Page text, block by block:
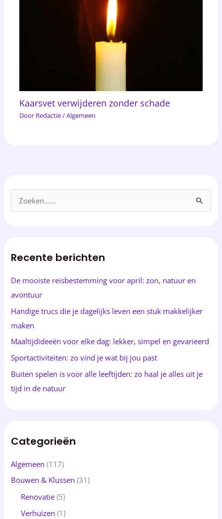
Kaarsvet verwijderen zonder schade
Door Redactie/Algemeen
e
a
r
:
Recente berichten
De mooiste reisbestemming voor april: zon, natuur en
avontuur
Handige trucs die je dagelijks leven een stuk makkelijker
maken
Maaltijdideeën voor elke dag: lekker, simpel en gevarieerd
Sportactiviteiten: zo vind je wat bij jou past
Buiten spelen is voor alle leeftijden: zo haal je alles uit je
tijd in de natuur
Categorieën
Algemeen (117)
Bouwen & Klussen (31)
Renovatie (5)
Verhuizen (1)